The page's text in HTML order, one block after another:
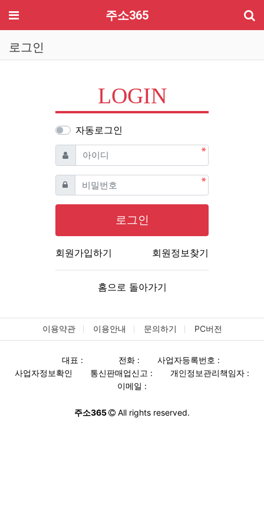
메뉴 주소365
로그인
LOGIN
자동로그인
아이디 필수
비밀번호필수
로그인
회원가입하기 회원정보찾기
홈으로 돌아가기
이용약관 이용안내 문의하기 PC버전
대표 : 전화 :
사업자등록번호 :
사업자정보확인
통신판매업신고 :
개인정보관리책임자 :
이메일 :
주소365 All rights reserved.